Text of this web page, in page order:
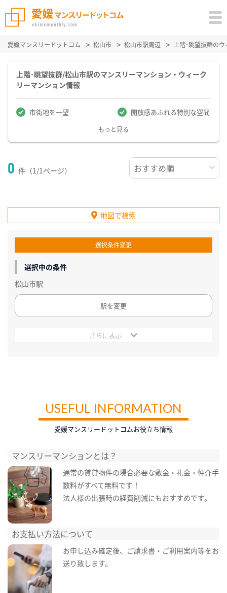
愛媛マンスリードットコム 松山市 松山市駅周辺 上階･眺望抜群の
上階･眺望抜群/松山市駅のマンスリーマンション・ウィーク
リーマンション情報
市街地を一望 開放感あふれる特別な空間
もっと見る
0 件（1/1ページ）
地図で検索
選択条件変更
選択中の条件
松山市駅
駅を変更
さらに表示
USEFUL INFORMATION
愛媛マンスリードットコムお役立ち情報
マンスリーマンションとは？
通常の賃貸物件の場合必要な敷金・礼金・仲介手
数料がすべて無料です！
法人様の出張時の経費削減にもおすすめです。
お支払い方法について
お申し込み確定後、ご請求書・ご利用案内等をお
送り致します。